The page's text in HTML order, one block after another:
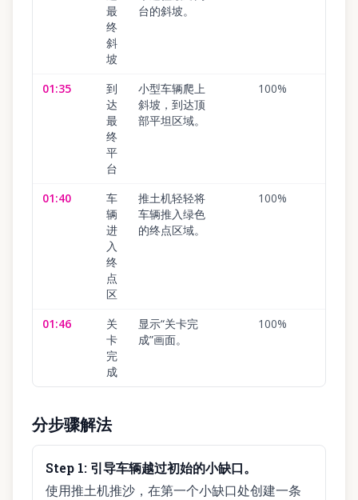
最
终
斜
坡
台的斜坡。
01:35
到
达
最
终
平
台
小型车辆爬上
斜坡，到达顶
部平坦区域。
100%
01:40
车
辆
进
入
终
点
区
推土机轻轻将
车辆推入绿色
的终点区域。
100%
01:46
关
卡
完
成
显示“关卡完
成”画面。
100%
分步骤解法
Step 1: 引导车辆越过初始的小缺口。
使用推土机推沙，在第一个小缺口处创建一条